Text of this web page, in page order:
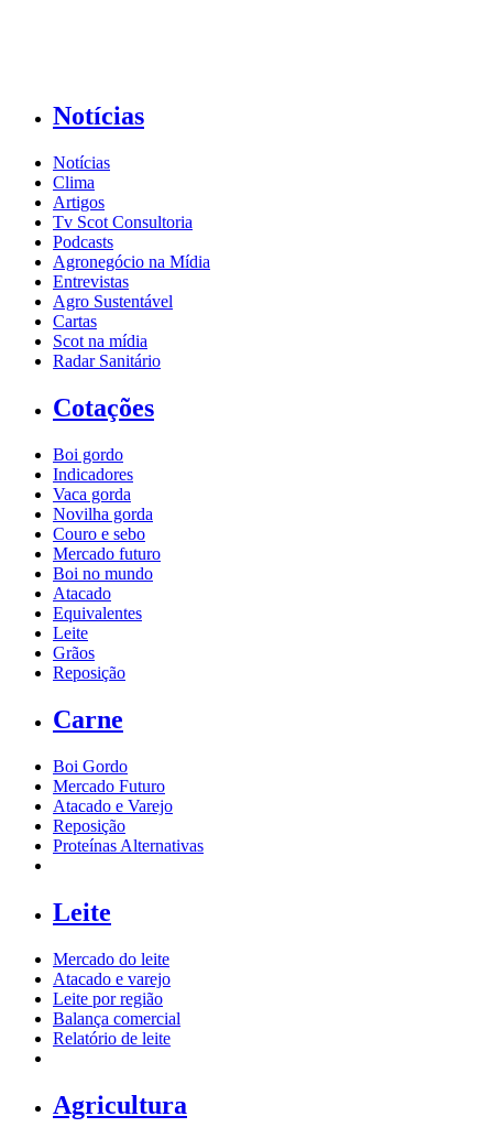
Notícias
Notícias
Clima
Artigos
Tv Scot Consultoria
Podcasts
Agronegócio na Mídia
Entrevistas
Agro Sustentável
Cartas
Scot na mídia
Radar Sanitário
Cotações
Boi gordo
Indicadores
Vaca gorda
Novilha gorda
Couro e sebo
Mercado futuro
Boi no mundo
Atacado
Equivalentes
Leite
Grãos
Reposição
Carne
Boi Gordo
Mercado Futuro
Atacado e Varejo
Reposição
Proteínas Alternativas
Leite
Mercado do leite
Atacado e varejo
Leite por região
Balança comercial
Relatório de leite
Agricultura